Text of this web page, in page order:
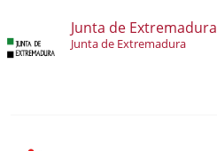
Junta de Extremadura
Junta de Extremadura